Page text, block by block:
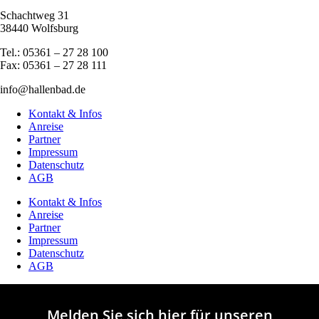
Schachtweg 31
38440 Wolfsburg
Tel.: 05361 – 27 28 100
Fax: 05361 – 27 28 111
info@hallenbad.de
Kontakt & Infos
Anreise
Partner
Impressum
Datenschutz
AGB
Kontakt & Infos
Anreise
Partner
Impressum
Datenschutz
AGB